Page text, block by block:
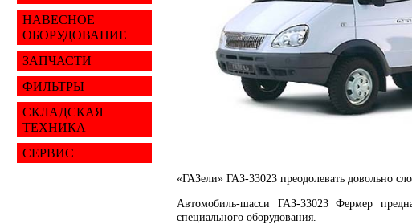
«ГАЗели» ГАЗ-33023 преодолевать довольно
Автомобиль-шасси ГАЗ-33023 Фермер
специального оборудования.
НАВЕСНОЕ
ОБОРУДОВАНИЕ
ЗАПЧАСТИ
ФИЛЬТРЫ
СКЛАДСКАЯ
ТЕХНИКА
СЕРВИС